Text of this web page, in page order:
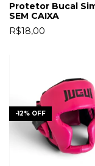
Protetor Bucal
SEM CAIXA
R$18,00
-12% OFF